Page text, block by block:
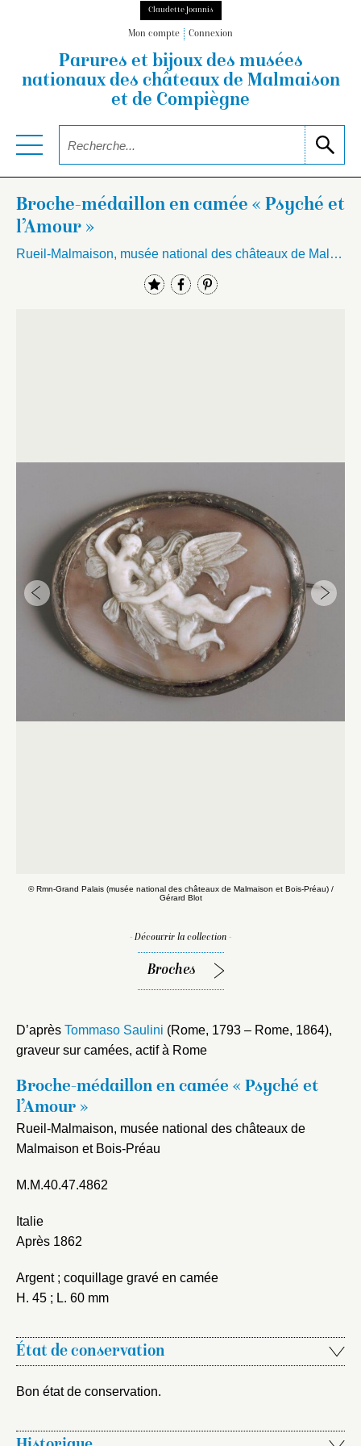
Claudette Joannis
Mon compte Connexion
Parures et bijoux des musées
nationauxdes châteaux de Malmaison
et de Compiègne
Broche-médaillon en camée « Psyché et
l’Amour »
Rueil-Malmaison, musée national des châteaux de Malmaison et Bois-Préau
© Rmn-Grand Palais (musée national des châteaux de Malmaison et Bois-Préau) /
Gérard Blot
- Découvrir la collection -
Broches
D’après Tommaso Saulini (Rome, 1793 – Rome, 1864),
graveur sur camées, actif à Rome
Broche-médaillon en camée « Psyché et
l’Amour »
Rueil-Malmaison, musée national des châteaux de
Malmaison et Bois-Préau
M.M.40.47.4862
Italie
Après 1862
Argent ; coquillage gravé en camée
H. 45 ; L. 60 mm
État de conservation
Bon état de conservation.
Choix du dossier où ajouter la